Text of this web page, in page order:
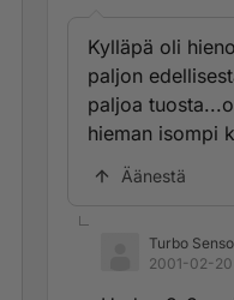
Kylläpä oli
paljon
paljoa
hieman isompi
Äänestä
Turbo
2001-02-20